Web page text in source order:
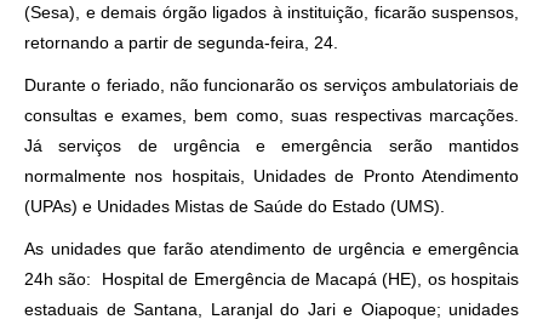
(Sesa), e demais órgão ligados à instituição, ficarão suspensos,
retornando a partir de segunda-feira, 24.
Durante o feriado, não funcionarão os serviços ambulatoriais de
consultas e exames, bem como, suas respectivas marcações.
Já serviços de urgência e emergência serão mantidos
normalmente nos hospitais, Unidades de Pronto Atendimento
(UPAs) e Unidades Mistas de Saúde do Estado (UMS).
As unidades que farão atendimento de urgência e emergência
24h são: Hospital de Emergência de Macapá (HE), os hospitais
estaduais de Santana, Laranjal do Jari e Oiapoque; unidades